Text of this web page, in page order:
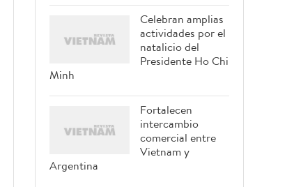
Celebran amplias
actividades por el
natalicio del
Presidente Ho Chi
Minh
Fortalecen
intercambio
comercial entre
Vietnam y
Argentina